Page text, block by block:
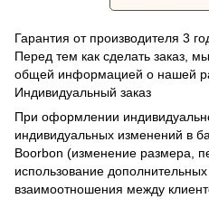
Гарантия от производителя 3
Перед тем как сделать заказ,
общей информацией о нашей
Индивидуальный заказ
При оформлении
индивидуальных изменений в
Boorbon (изменение размера,
использование
взаимоотношения между